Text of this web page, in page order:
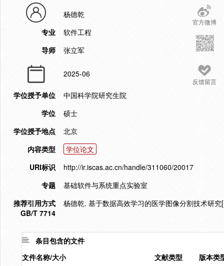
官方微博
反馈留言
杨德乾
专业
软件工程
导师
张立军
2025-06
学位授予单位
中国科学院研究生院
学位
硕士
学位授予地点
北京
内容类型
学位论文
URI标识
http://ir.iscas.ac.cn/handle/311060/20017
专题
基础软件与系统重点实验室
推荐引用方式
GB/T 7714
杨德乾. 基于数据高效学习的医学图像分割技术研
条目包含的文件
文件名称/大小
文献类型 版本类